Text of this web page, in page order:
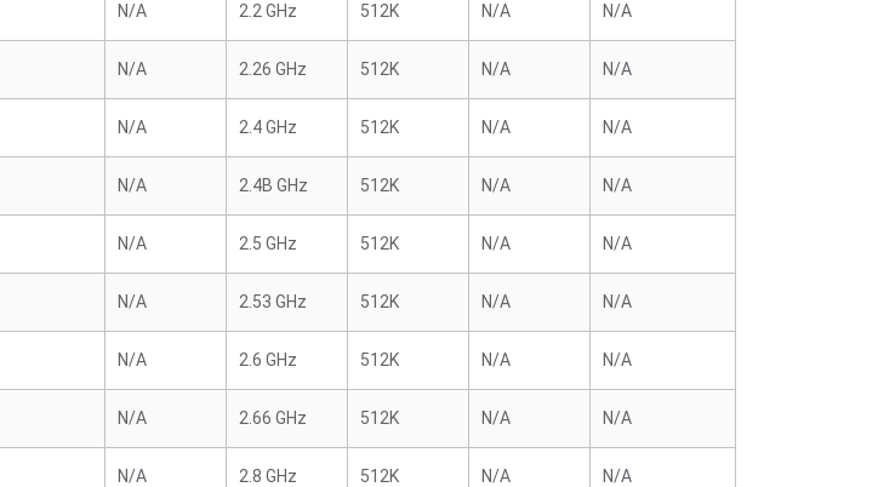
N/A 2.2 GHz 512K N/A N/A
N/A 2.26 GHz 512K N/A N/A
N/A 2.4 GHz 512K N/A N/A
N/A 2.4B GHz 512K N/A N/A
N/A 2.5 GHz 512K N/A N/A
N/A 2.53 GHz 512K N/A N/A
N/A 2.6 GHz 512K N/A N/A
N/A 2.66 GHz 512K N/A N/A
N/A 2.8 GHz 512K N/A N/A